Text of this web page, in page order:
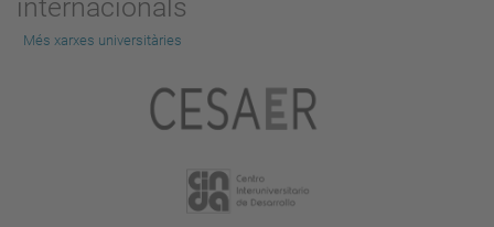
internacionals
Més xarxes universitàries